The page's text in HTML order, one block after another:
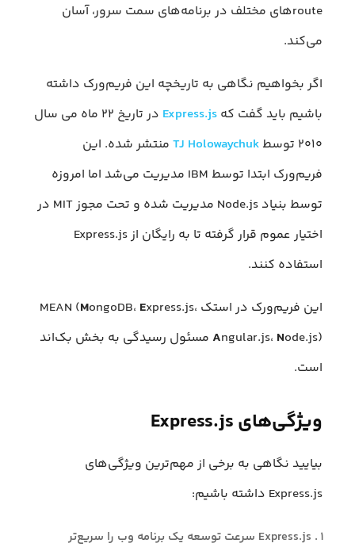
routeهای مختلف در برنامه‌های سمت سرور، آسان
می‌کند.
اگر بخواهیم نگاهی به تاریخچه این فریم‌ورک داشته
باشیم باید گفت که Express.js
در تاریخ ۲۲ ماه می سال
۲۰۱۰ توسط
TJ Holowaychuk منتشر شده. این
فریم‌ورک ابتدا توسط IBM مدیریت می‌شد اما امروزه
توسط بنیاد Node.js مدیریت شده و تحت مجوز MIT در
اختیار عموم قرار گرفته تا به رایگان از Express.js
استفاده کنند.
این فریم‌ورک در استک MEAN ( MongoDB، Express.js،
Angular.js، N
ode.js) مسئول رسیدگی به بخش بک‌اند
است.
ویژگی‌های Express.js
بیایید نگاهی به برخی از مهم‌ترین ویژگی‌های
Express.js داشته باشیم:
Express.js سرعت توسعه یک برنامه وب را سریع‌تر